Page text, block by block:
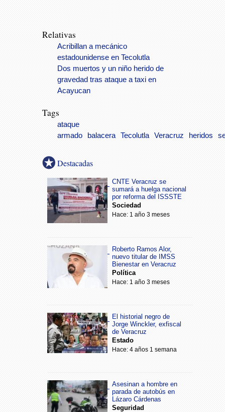
Relativas
Acribillan a mecánico
estadounidense en Tecolutla
Dos muertos y un niño herido de
gravedad tras ataque a taxi en
Acayucan
Tags
ataque
armado
balacera Tecolutla Veracruz heridos
Destacadas
CNTE Veracruz se
sumará a huelga nacional
por reforma del ISSSTE
Sociedad
Hace: 1 año 3 meses
Roberto Ramos Alor,
nuevo titular de IMSS
Bienestar en Veracruz
Política
Hace: 1 año 3 meses
El historial negro de
Jorge Winckler, exfiscal
de Veracruz
Estado
Hace: 4 años 1 semana
Asesinan a hombre en
parada de autobús en
Lázaro Cárdenas
Seguridad